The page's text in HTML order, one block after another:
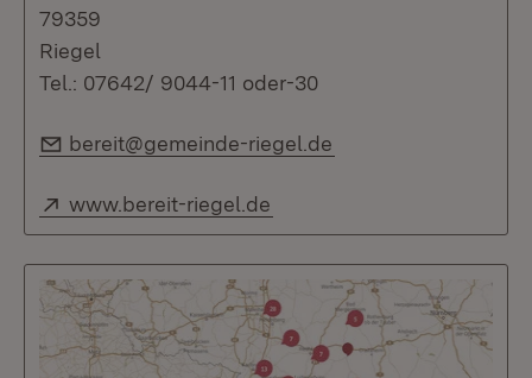
79359
Riegel
Tel.: 07642/ 9044-11 oder-30
E-Mail:
bereit@gemeinde-riegel.de
Extern:
www.bereit-riegel.de